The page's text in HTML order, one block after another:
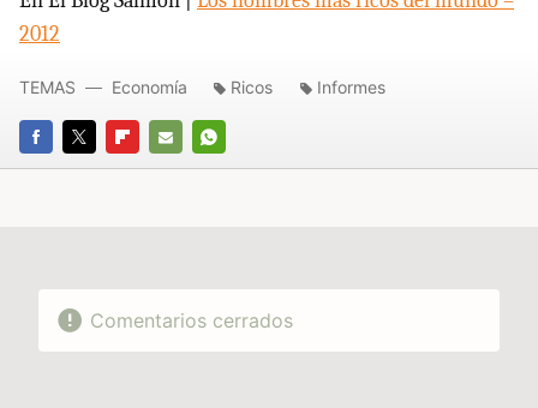
2012
FACEBOOK
TWITTERFLIPBOARD
E-
WHATSAPP
TEMAS Economía Ricos Informes
Comentarios cerrados